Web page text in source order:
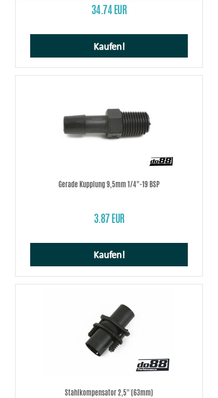
34.74 EUR
Kaufen!
Gerade Kupplung 9,5mm 1/4"-19 BSP
3.87 EUR
Kaufen!
Stahlkompensator 2,5'' (63mm)